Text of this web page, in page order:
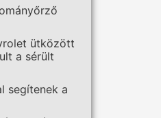
ütközött
a sérült
segítenek a